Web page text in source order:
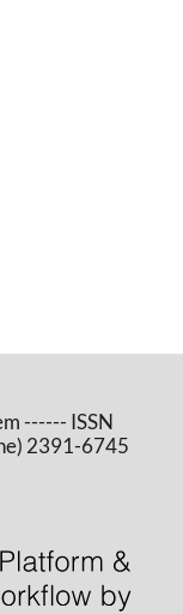
------ ISSN
2391-6745